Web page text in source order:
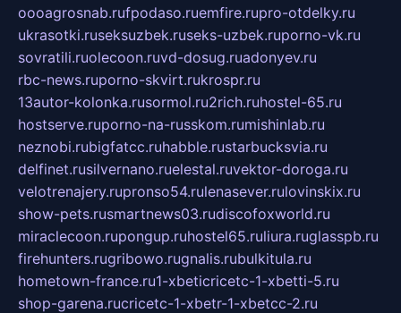
oooagrosnab.rufpodaso.ruemfire.rupro-otdelky.ru
ukrasotki.ruseksuzbek.ruseks-uzbek.ruporno-vk.ru
sovratili.ruolecoon.ruvd-dosug.ruadonyev.ru
rbc-news.ruporno-skvirt.rukrospr.ru
13autor-kolonka.rusormol.ru2rich.ruhostel-65.ru
hostserve.ruporno-na-russkom.rumishinlab.ru
neznobi.rubigfatcc.ruhabble.rustarbucksvia.ru
delfinet.rusilvernano.ruelestal.ruvektor-doroga.ru
velotrenajery.rupronso54.rulenasever.rulovinskix.ru
show-pets.rusmartnews03.rudiscofoxworld.ru
miraclecoon.rupongup.ruhostel65.ruliura.ruglasspb.ru
firehunters.rugribowo.rugnalis.rubulkitula.ru
hometown-france.ru1-xbeticricetc-1-xbetti-5.ru
shop-garena.rucricetc-1-xbetr-1-xbetcc-2.ru